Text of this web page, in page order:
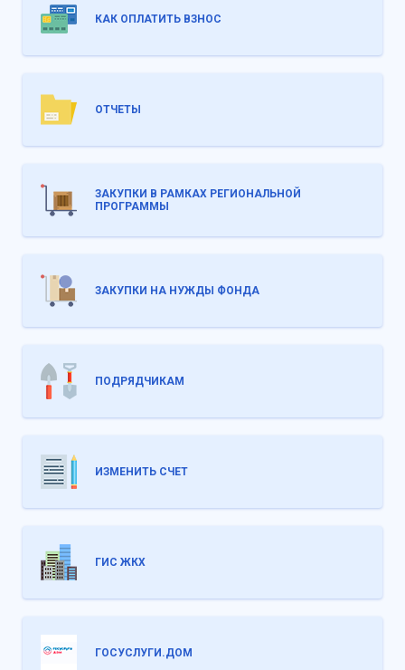
КАК ОПЛАТИТЬ ВЗНОС
ОТЧЕТЫ
ЗАКУПКИ В РАМКАХ РЕГИОНАЛЬНОЙ
ПРОГРАММЫ
ЗАКУПКИ НА НУЖДЫ ФОНДА
ПОДРЯДЧИКАМ
ИЗМЕНИТЬ СЧЕТ
ГИС ЖКХ
ГОСУСЛУГИ.ДОМ